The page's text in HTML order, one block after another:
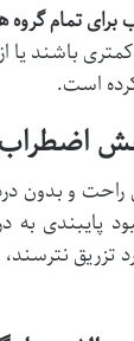
برای تمام
باشند یا
است.
راحت و بدون
پایبندی
تزریق